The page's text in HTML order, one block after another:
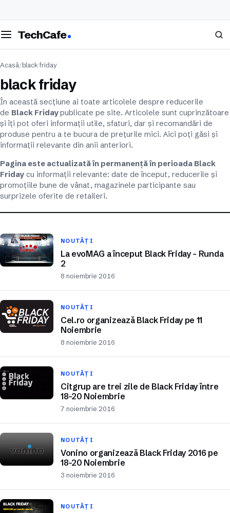
meniul
TechCafe Caută
Acasă/ black friday
black friday
În această secțiune ai toate articolele despre reducerile
de Black Fridaypublicate pe site. Articolele sunt cuprinzătoare
și îți pot oferi informații utile, sfaturi, dar și recomandări de
produse pentru a te bucura de prețurile mici. Aici poți găsi și
informații relevante din anii anteriori.
Pagina este actualizată în permanență în perioada Black
Friday cu informații relevante: date de început, reducerile și
promoțiile bune de vânat, magazinele participante sau
surprizele oferite de retaileri.
NOUTĂȚI
La evoMAG a început Black Friday – Runda
2
8 noiembrie 2016
NOUTĂȚI
Cel.ro organizează Black Friday pe 11
Noiembrie
8 noiembrie 2016
NOUTĂȚI
Citgrup are trei zile de Black Friday între
18-20 Noiembrie
7 noiembrie 2016
NOUTĂȚI
Vonino organizează Black Friday 2016 pe
18-20 Noiembrie
3 noiembrie 2016
NOUTĂȚI